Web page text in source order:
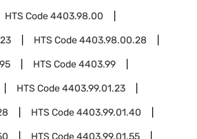
HTS Code4403.98.00
HTS Code4403.98.00.28
HTS Code4403.99
HTS Code4403.99.01.23
HTS Code4403.99.01.40
HTS Code4403.99.01.55